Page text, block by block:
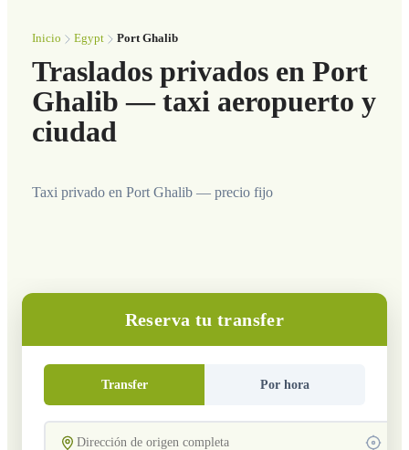
Inicio Egypt Port Ghalib
Traslados privados en Port
Ghalib — taxi aeropuerto y
ciudad
Taxi privado en Port Ghalib — precio fijo
Reserva tu transfer
Transfer Por hora